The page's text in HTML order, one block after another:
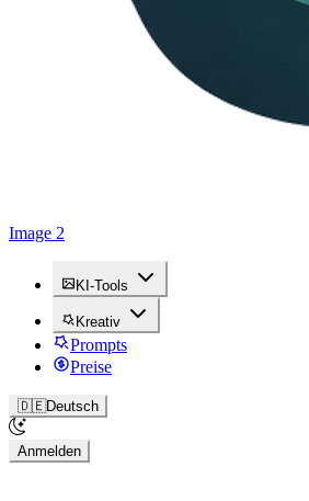
Image 2
KI-Tools
Kreativ
Prompts
Preise
🇩🇪Deutsch
Anmelden